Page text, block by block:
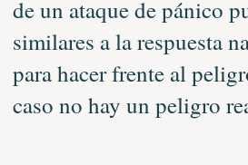
de un ataque de pánico
similares a la respuesta
para hacer frente al
caso no hay un peligro